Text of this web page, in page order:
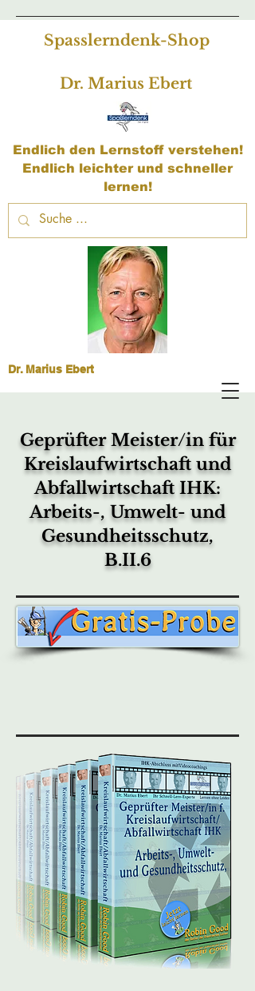
Spasslerndenk-Shop
Dr. Marius Ebert
Endlich den Lernstoff verstehen!
Endlich leichter und schneller
lernen!
Dr. Marius Ebert
Geprüfter Meister/in für
Kreislaufwirtschaft und
Abfallwirtschaft IHK:
Arbeits-, Umwelt- und
Gesundheitsschutz,
B.II.6